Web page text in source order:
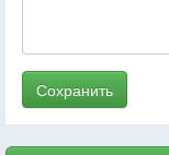
Сохранить